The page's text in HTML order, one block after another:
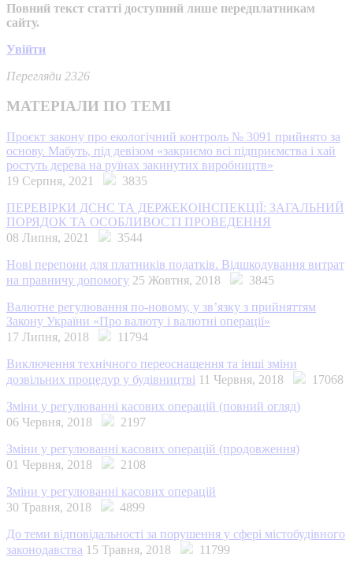
Повний текст статті доступний лише передплатникам
сайту.
Увійти
Перегляди 2326
МАТЕРІАЛИ ПО ТЕМІ
Проєкт закону про екологічний контроль № 3091 прийнято за
основу. Мабуть, під девізом «закриємо всі підприємства і хай
ростуть дерева на руїнах закинутих виробництв»
19 Серпня, 2021
3835
ПЕРЕВІРКИ ДСНС ТА ДЕРЖЕКОІНСПЕКЦІЇ: ЗАГАЛЬНИЙ
ПОРЯДОК ТА ОСОБЛИВОСТІ ПРОВЕДЕННЯ
08 Липня, 2021
3544
Нові перепони для платників податків. Відшкодування витрат
на правничу допомогу 25 Жовтня, 2018
3845
Валютне регулювання по-новому, у зв’язку з прийняттям
Закону України «Про валюту і валютні операції»
17 Липня, 2018
11794
Виключення технічного переоснащення та інші зміни
дозвільних процедур у будівництві 11 Червня, 2018
17068
Зміни у регулюванні касових операцій (повний огляд)
06 Червня, 2018
2197
Зміни у регулюванні касових операцій (продовження)
01 Червня, 2018
2108
Зміни у регулюванні касових операцій
30 Травня, 2018
4899
До теми відповідальності за порушення у сфері містобудівного
законодавства 15 Травня, 2018
11799